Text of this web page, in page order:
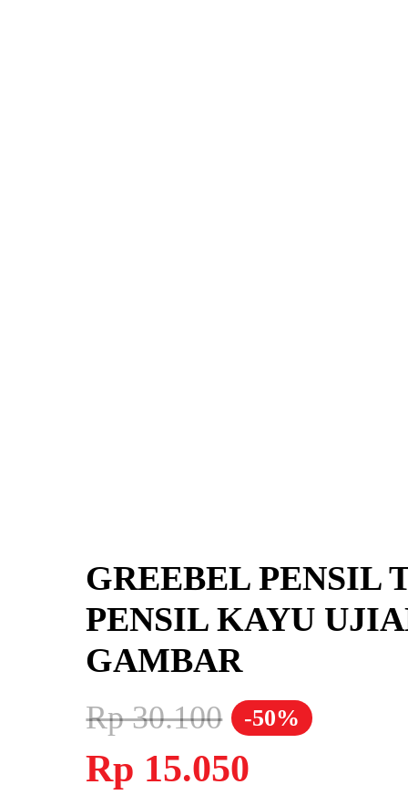
GREEBEL PENSIL
PENSIL KAYU
GAMBAR
-50%
Rp30.100
Harga
aslinya
adalah:
Rp 15.050